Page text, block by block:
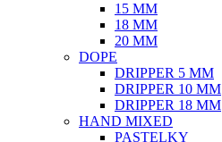
15 MM
18 MM
20 MM
DOPE
DRIPPER 5 MM
DRIPPER 10 MM
DRIPPER 18 MM
HAND MIXED
PASTELKY